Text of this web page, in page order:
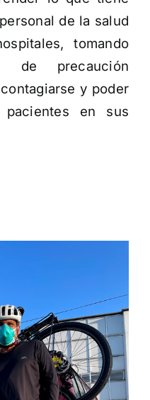
de la salud
tomando
de precaución
y poder
en sus